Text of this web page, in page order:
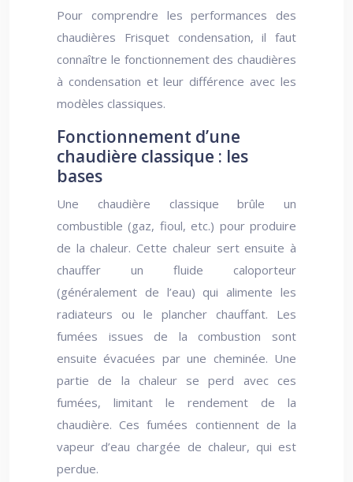
Pour comprendre les performances des
chaudières Frisquet condensation, il faut
connaître le fonctionnement des chaudières
à condensation et leur différence avec les
modèles classiques.
Fonctionnement d’une
chaudière classique : les
bases
Une chaudière classique brûle un
combustible (gaz, fioul, etc.) pour produire
de la chaleur. Cette chaleur sert ensuite à
chauffer un fluide caloporteur
(généralement de l’eau) qui alimente les
radiateurs ou le plancher chauffant. Les
fumées issues de la combustion sont
ensuite évacuées par une cheminée. Une
partie de la chaleur se perd avec ces
fumées, limitant le rendement de la
chaudière. Ces fumées contiennent de la
vapeur d’eau chargée de chaleur, qui est
perdue.